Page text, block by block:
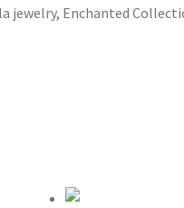
jewelry, Enchanted